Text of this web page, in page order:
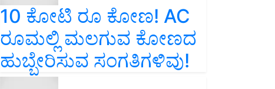
10 ಕೋಟಿ ರೂ ಕೋಣ! AC
ರೂಮಲ್ಲಿ ಮಲಗುವ ಕೋಣದ
ಹುಬ್ಬೇರಿಸುವ ಸಂಗತಿಗಳಿವು!